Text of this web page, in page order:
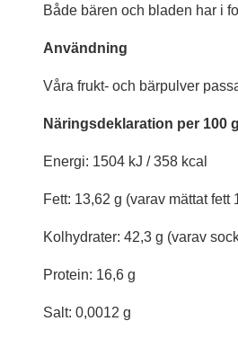
Både bären och bladen har i
Användning
Våra frukt- och bärpulver
Näringsdeklaration per 100 g
Energi: 1504 kJ / 358 kcal
Fett: 13,62 g (varav mättat fett
Kolhydrater: 42,3 g (varav
Protein: 16,6 g
Salt: 0,0012 g